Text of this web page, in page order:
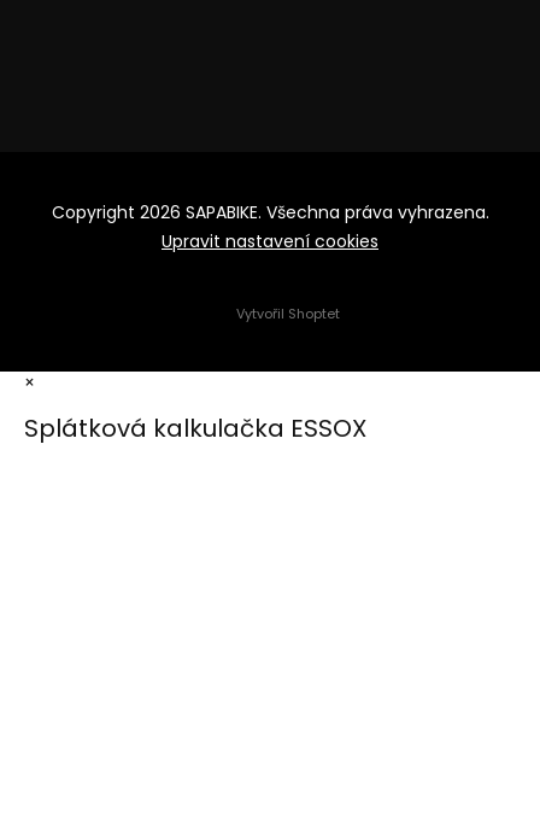
Vytvořil Shoptet
Copyright 2026 SAPABIKE. Všechna práva vyhrazena.
Upravit nastavení cookies
×
Splátková kalkulačka ESSOX